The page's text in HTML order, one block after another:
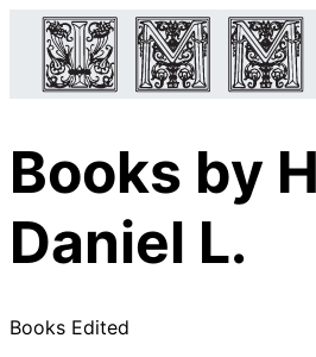
Books by
Daniel L.
Books Edited